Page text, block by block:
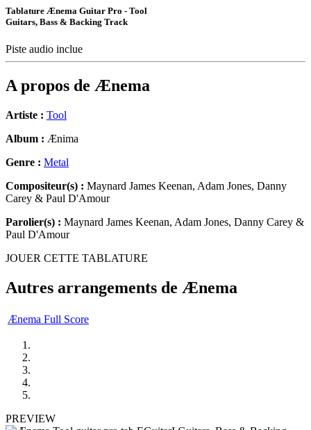
Tablature Ænema Guitar Pro - Tool
Guitars, Bass & Backing Track
Piste audio inclue
A propos de Ænema
Artiste : Tool
Album : Ænima
Genre : Metal
Compositeur(s) : Maynard James Keenan, Adam Jones, Danny
Carey & Paul D'Amour
Parolier(s) : Maynard James Keenan, Adam Jones, Danny Carey &
Paul D'Amour
JOUER CETTE TABLATURE
Autres arrangements de Ænema
Ænema Full Score
PREVIEW